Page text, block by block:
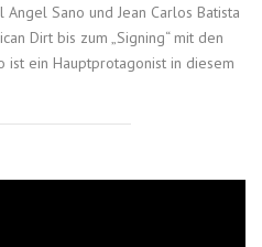
Sano und Jean Carlos Batista
Dirt bis zum „Signing“ mit den
ist ein Hauptprotagonist in diesem